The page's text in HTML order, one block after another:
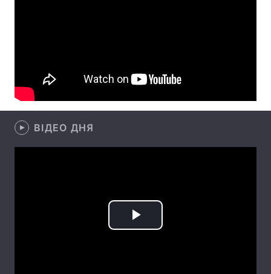
Відео з Youtube Статті
Інтерв'ю
ВІДЕО ДНЯ
Play